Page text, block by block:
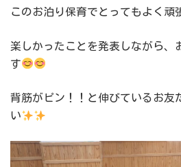
このお泊り保育でとってもよく頑
楽しかったことを発表しながら、
す
背筋がピン！！と伸びているお友
い